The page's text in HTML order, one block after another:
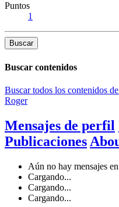
Puntos
1
Buscar
Buscar contenidos
Buscar todos los contenidos
Roger
Mensajes de perfil
Publicaciones
Aún no hay mensajes
Cargando...
Cargando...
Cargando...